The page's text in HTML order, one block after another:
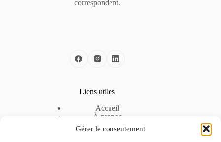
Gérer le consentement
correspondent.
Liens utiles
Accueil
À propos
Nos solutions